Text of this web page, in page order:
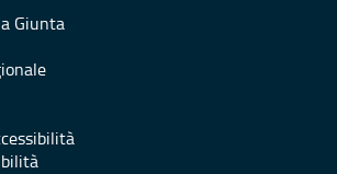
Giunta